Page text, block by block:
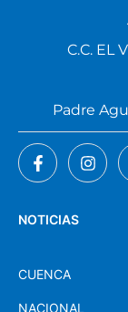
NOTICIAS
CUENCA
NACIONAL
C.C. EL
Padre